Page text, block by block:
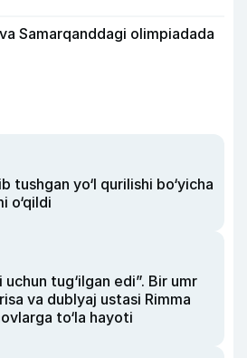
Samarqanddagi olimpiadada
tushgan yo‘l qurilishi bo‘yicha
o‘qildi
tug‘ilgan edi”. Bir umr
va dublyaj ustasi Rimma
to‘la hayoti